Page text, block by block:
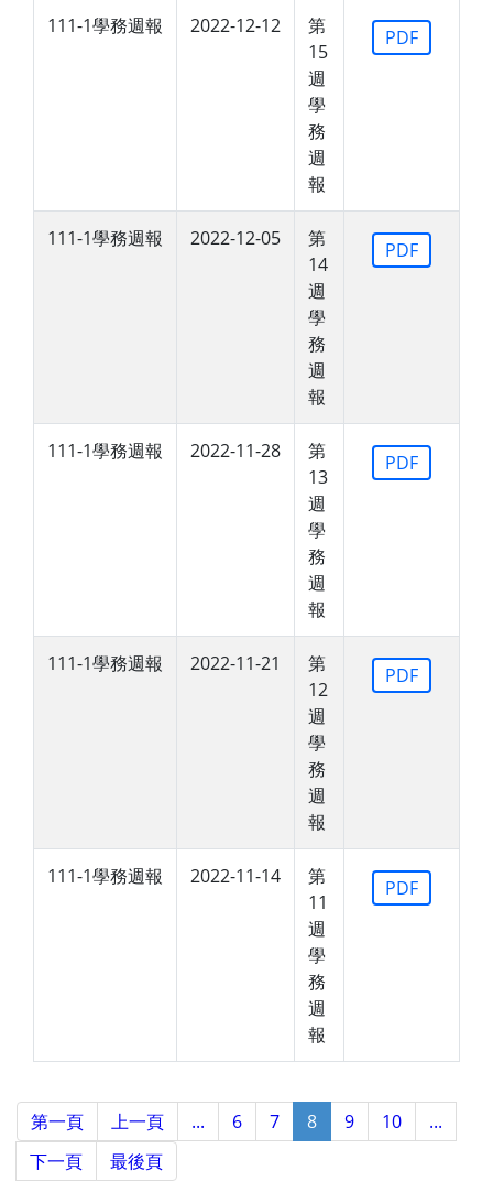
111-1學務週報 2022-12-12
第
15
週
學
務
週
報
PDF
111-1學務週報 2022-12-05
第
14
週
學
務
週
報
PDF
111-1學務週報 2022-11-28
第
13
週
學
務
週
報
PDF
111-1學務週報 2022-11-21
第
12
週
學
務
週
報
PDF
111-1學務週報 2022-11-14
第
11
週
學
務
週
報
PDF
第一頁 上一頁 ... 6 7 8 9 10
...
下一頁
最後頁